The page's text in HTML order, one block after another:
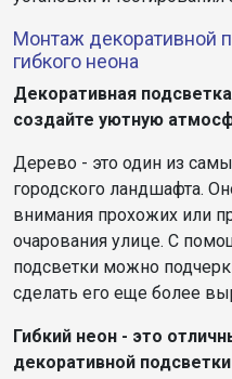
Монтаж декоративной
гибкого неона
Декоративная
создайте уютную
Дерево - это один из
городского ландшафта.
внимания прохожих или
очарования улице. С
подсветки можно
сделать его еще более
Гибкий неон - это
декоративной